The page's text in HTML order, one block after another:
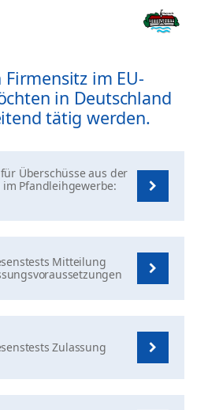
im EU-
in Deutschland
tätig werden.
Überschüsse aus der
Pfandleihgewerbe:
Mitteilung
Zulassung